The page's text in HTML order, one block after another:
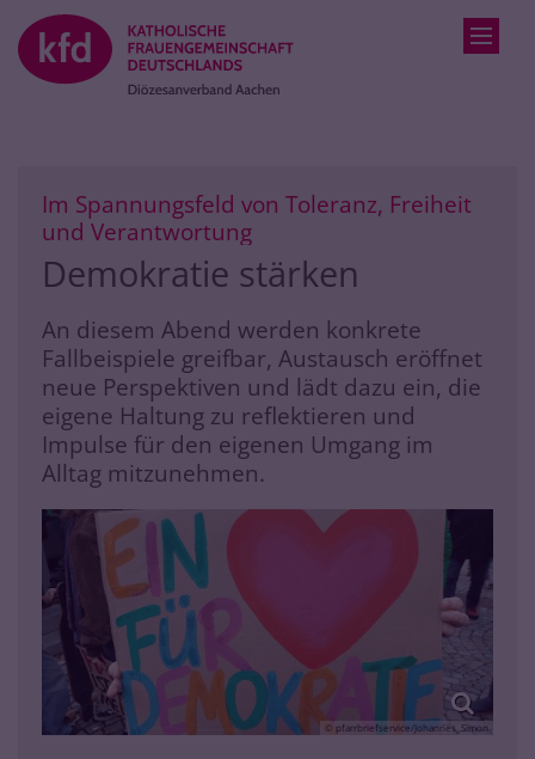
Zum Inhalt springen
Im Spannungsfeld von Toleranz, Freiheit
und Verantwortung:
Demokratie stärken
An diesem Abend werden konkrete
Fallbeispiele greifbar, Austausch eröffnet
neue Perspektiven und lädt dazu ein, die
eigene Haltung zu reflektieren und
Impulse für den eigenen Umgang im
Alltag mitzunehmen.
© pfarrbriefservice/Johannes_Simon